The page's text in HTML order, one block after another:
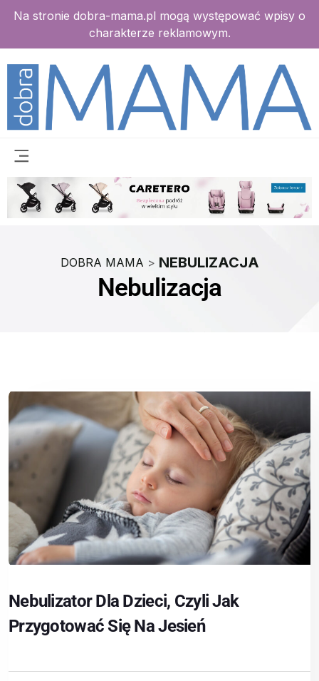
Na stronie dobra-mama.pl mogą występować wpisy o
charakterze reklamowym.
DOBRA MAMA > NEBULIZACJA
Nebulizacja
Nebulizator Dla Dzieci, Czyli Jak
Przygotować Się Na Jesień